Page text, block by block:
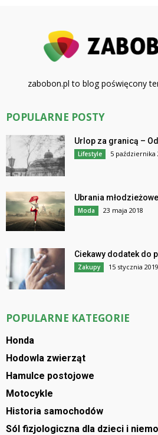
zabobon.pl to blog poświęcony
POPULARNE POSTY
Urlop za granicą –
Lifestyle 5 października
Ubrania
Moda 23 maja 2018
Ciekawy dodatek do
Zakupy 15 stycznia 2019
POPULARNE KATEGORIE
Honda
Hodowla zwierząt
Hamulce postojowe
Motocykle
Historia samochodów
Sól fizjologiczna dla dzieci i